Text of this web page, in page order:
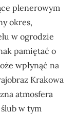
plenerowym
okres,
w ogrodzie
pamiętać o
wpłynąć na
Krakowa
atmosfera
w tym